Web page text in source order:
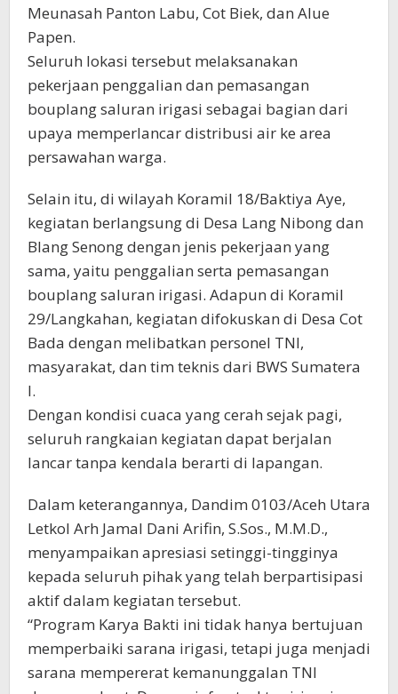
Meunasah Panton Labu, Cot Biek, dan Alue
Papen.
Seluruh lokasi tersebut melaksanakan
pekerjaan penggalian dan pemasangan
bouplang saluran irigasi sebagai bagian dari
upaya memperlancar distribusi air ke area
persawahan warga.
Selain itu, di wilayah Koramil 18/Baktiya Aye,
kegiatan berlangsung di Desa Lang Nibong dan
Blang Senong dengan jenis pekerjaan yang
sama, yaitu penggalian serta pemasangan
bouplang saluran irigasi. Adapun di Koramil
29/Langkahan, kegiatan difokuskan di Desa Cot
Bada dengan melibatkan personel TNI,
masyarakat, dan tim teknis dari BWS Sumatera
I.
Dengan kondisi cuaca yang cerah sejak pagi,
seluruh rangkaian kegiatan dapat berjalan
lancar tanpa kendala berarti di lapangan.
Dalam keterangannya, Dandim 0103/Aceh Utara
Letkol Arh Jamal Dani Arifin, S.Sos., M.M.D.,
menyampaikan apresiasi setinggi-tingginya
kepada seluruh pihak yang telah berpartisipasi
aktif dalam kegiatan tersebut.
“Program Karya Bakti ini tidak hanya bertujuan
memperbaiki sarana irigasi, tetapi juga menjadi
sarana mempererat kemanunggalan TNI